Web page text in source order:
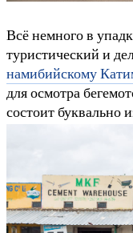
Всё немного в
туристический и
намибийскому
для осмотра
состоит буквально